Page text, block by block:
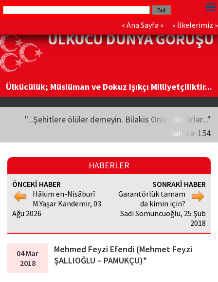
« Ana Sayfa » « İlkelerimiz »
ÜLKÜCÜ DÜNYA GÖRÜŞÜ
Ülkücülük; Müslüman ve Dokuz Işıkçı Milliyetçiliktir...
"...Şehitlere ölüler demeyin. Bilakis Onlar diridirler..."
Bakara-154
HABERLER
ÖNCEKİ HABER
Hâkim en-Nisâburî
M.Yaşar Kandemir, 03
Ağu 2026
SONRAKİ HABER
Garantörlük tamam
da kimin için?
Sadi Somuncuoğlu, 25 Şub
2018
04 Mar
2018
Mehmed Feyzi Efendi (Mehmet Feyzi
ŞALLIOĞLU – PAMUKÇU)*